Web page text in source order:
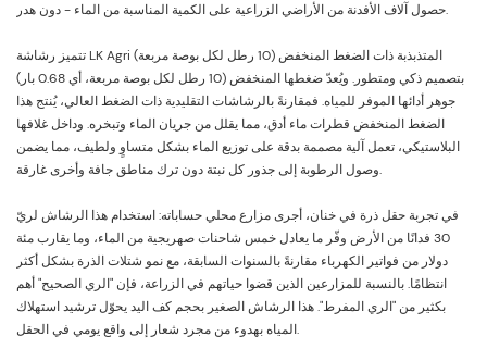
حصول آلاف الأفدنة من الأراضي الزراعية على الكمية المناسبة من الماء - دون هدر.
تتميز رشاشة LK Agri المتذبذبة ذات الضغط المنخفض (10 رطل لكل بوصة مربعة)
بتصميم ذكي ومتطور. ويُعدّ ضغطها المنخفض (10 رطل لكل بوصة مربعة، أي 0.68 بار)
جوهر أدائها الموفر للمياه. فمقارنةً بالرشاشات التقليدية ذات الضغط العالي، يُنتج هذا
الضغط المنخفض قطرات ماء أدق، مما يقلل من جريان الماء وتبخره. وداخل غلافها
البلاستيكي، تعمل آلية مصممة بدقة على توزيع الماء بشكل متساوٍ ولطيف، مما يضمن
وصول الرطوبة إلى جذور كل نبتة دون ترك مناطق جافة وأخرى غارقة.
في تجربة حقل ذرة في خنان، أجرى مزارع محلي حساباته: استخدام هذا الرشاش لريّ
30 فدانًا من الأرض وفّر ما يعادل خمس شاحنات صهريجية من الماء، وما يقارب مئة
دولار من فواتير الكهرباء مقارنةً بالسنوات السابقة، مع نمو شتلات الذرة بشكل أكثر
انتظامًا. بالنسبة للمزارعين الذين قضوا حياتهم في الزراعة، فإن "الري الصحيح" أهم
بكثير من "الري المفرط". هذا الرشاش الصغير بحجم كف اليد يحوّل ترشيد استهلاك
المياه بهدوء من مجرد شعار إلى واقع يومي في الحقل.